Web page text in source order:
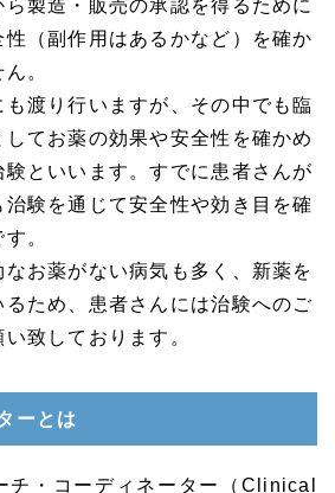
製造・販売の承認を得るために
（副作用はあるかなど）を確か
。
渡り行いますが、その中でも臨
てお薬の効果や安全性を確かめ
といいます。すでに患者さんが
験を通じて安全性や効き目を確
。
なお薬がない病気も多く、新薬を
ため、患者さんには治験へのご
致しております。
ーとは
チ・コーディネーター（Clinical